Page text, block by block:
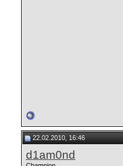
22.02.2010, 16:46
d1am0nd